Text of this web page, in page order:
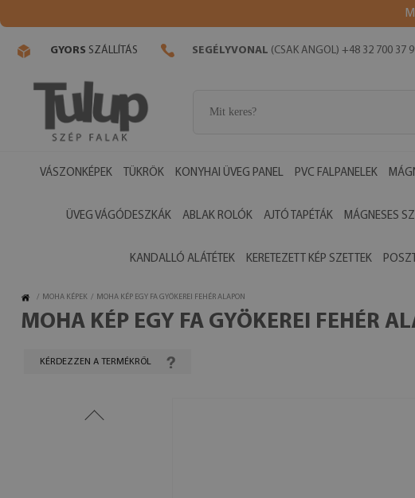
GYORS SZÁLLÍTÁS SEGÉLYVONAL (CSAK ANGOL) +48 32 700 37
VÁSZONKÉPEK TÜKRÖK KONYHAI ÜVEG PANEL PVC FALPANELEK
ÜVEG VÁGÓDESZKÁK ABLAK ROLÓK AJTÓ TAPÉTÁK MÁGNESES
KANDALLÓ ALÁTÉTEK KERETEZETT KÉP SZETTEK
/ MOHA KÉPEK / MOHA KÉP EGY FA GYÖKEREI FEHÉR ALAPON
MOHA KÉP EGY FA GYÖKEREI FEHÉR
KÉRDEZZEN A TERMÉKRŐL